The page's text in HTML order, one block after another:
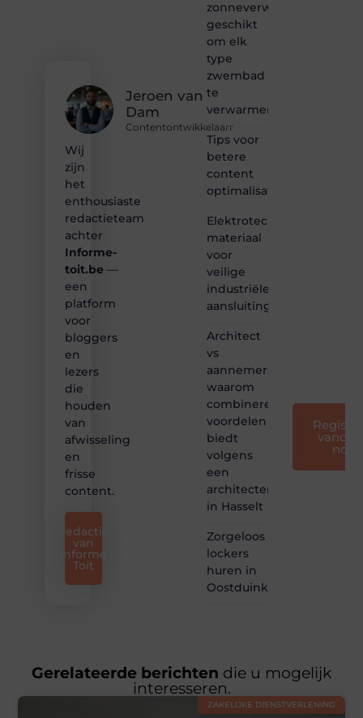
Jeroen van
Dam
Contentontwikkelaarr
Wij
zijn
het
enthousiaste
redactieteam
achter
Informe-
toit.be —
een
platform
voor
bloggers
en
lezers
die
houden
van
afwisseling
en
frisse
content.
Redactie
van
Informe
Toit
zonneverwarming
geschikt
om elk
type
zwembad
te
verwarmen?
Tips voor
betere
content
optimalisatie
Elektrotechnisch
materiaal
voor
veilige
industriële
aansluitingen
Architect
vs
aannemer:
waarom
combineren
voordelen
biedt
volgens
een
architectenbureau
in Hasselt
Zorgeloos
lockers
huren in
Oostduinkerke
nog
Gerelateerde berichten die u mogelijk
interesseren.
ZAKELIJKE DIENSTVERLENING